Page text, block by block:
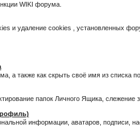
WIKI форума.
и удаление cookies , установленных
а также как скрыть своё имя из списка
папок Личного Ящика,
информации, аватаров,